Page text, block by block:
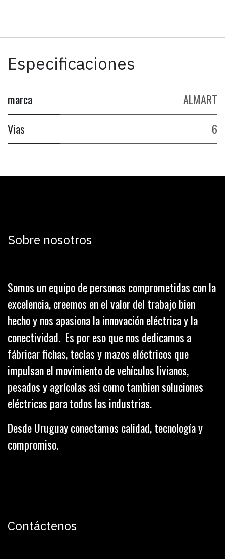
Especificaciones
marca
ALMART
Vias
6
Sobre nosotros
Somos un equipo de personas comprometidas con la
excelencia, creemos en el valor del trabajo bien
hecho y nos apasiona la innovación eléctrica y la
conectividad. Es por eso que nos dedicamos a
fábricar fichas, teclas y mazos eléctricos que
impulsan el movimiento de vehículos livianos,
pesados y agrícolas asi como tambien soluciones
eléctricas para todos las industrias.
Desde Uruguay conectamos calidad, tecnología y
compromiso.
Contáctenos